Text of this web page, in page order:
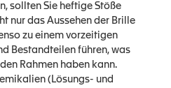
sollten Sie heftige Stöße
nur das Aussehen der Brille
zu einem vorzeitigen
Bestandteilen führen, was
Rahmen haben kann.
(Lösungs- und